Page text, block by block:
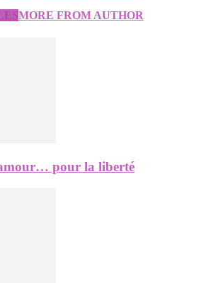
MORE FROM AUTHOR
pour la liberté